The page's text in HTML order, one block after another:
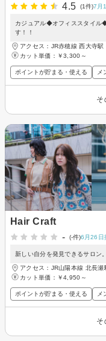
4.5
(1件)7月
カジュアル◆オフィススタイル
す！！
アクセス：JR赤穂線 西大寺駅
カット単価： ￥3,300～
ポイントが貯まる・使える メ
そ
Hair Craft
-
(-件)6月26日
新しい自分を発見できるサロン
アクセス：JR山陽本線 北長瀬
カット単価： ￥4,950～
ポイントが貯まる・使える メ
そ